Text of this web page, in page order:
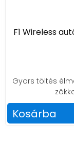
F1 Wireless
Gyors töltés
Kosárba